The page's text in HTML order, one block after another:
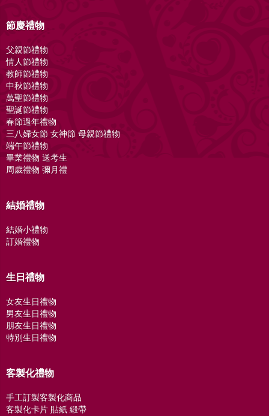
節慶禮物
父親節禮物
情人節禮物
教師節禮物
中秋節禮物
萬聖節禮物
聖誕節禮物
春節過年禮物
三八婦女節 女神節 母親節禮物
端午節禮物
畢業禮物 送考生
周歲禮物 彌月禮
結婚禮物
結婚小禮物
訂婚禮物
生日禮物
女友生日禮物
男友生日禮物
朋友生日禮物
特別生日禮物
客製化禮物
手工訂製客製化商品
客製化卡片 貼紙 緞帶